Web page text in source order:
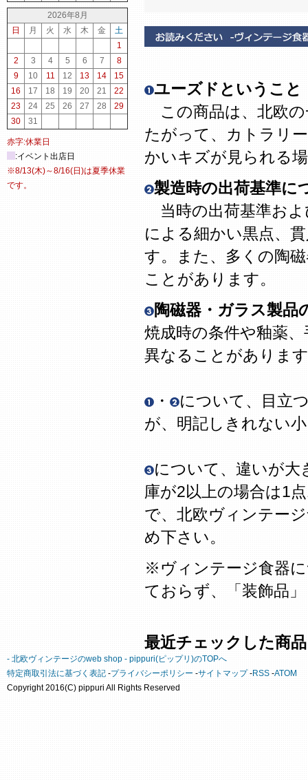
ユーズドということ
この商品は、北欧の
たがって、カトラリ
かいキズが見られる
製造時の出荷基準に
当時の出荷基準およ
による細かい黒点、
す。また、多くの陶
ことがあります。
陶磁器・ガラス製品
焼成時の条件や釉薬
異なることがありま
・
について、目立
が、明記しきれない
について、違いが
庫が2以上の場合は1
で、北欧ヴィンテー
め下さい。
※ヴィンテージ食器
ておらず、「装飾品
最近チェックした商品
2026年8月
日
月 火 水 木 金
土
1
2
3 4 5 6 7
8
9
10 11 12 13 14
15
16
17 18 19 20 21
22
23
24 25 26 27 28
29
30
31
赤字:休業日
:イベント出店日
※8/13(木)～8/16(日)は夏季休業
です。
- 北欧ヴィンテージのweb shop - pippuri(ピップリ)のTOPへ
特定商取引法に基づく表記 -プライバシーポリシー -サイトマップ-RSS -ATOM
Copyright 2016(C) pippuri All Rights Reserved